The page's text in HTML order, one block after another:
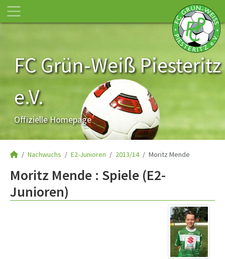
FC Grün-Weiß Piesteritz
e.V.
Offizielle Homepage
Nachwuchs E2-Junioren 2013/14 Moritz Mende
Moritz Mende : Spiele (E2-
Junioren)